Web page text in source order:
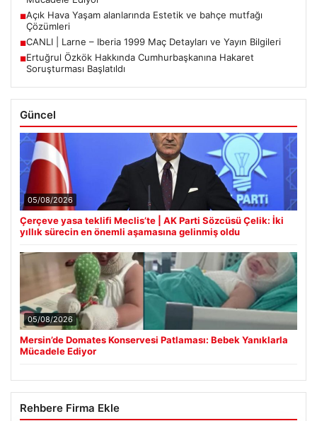
■Açık Hava Yaşam alanlarında Estetik ve bahçe mutfağı
Çözümleri
■CANLI | Larne – Iberia 1999 Maç Detayları ve Yayın Bilgileri
■Ertuğrul Özkök Hakkında Cumhurbaşkanına Hakaret
Soruşturması Başlatıldı
Güncel
05/08/2026
Çerçeve yasa teklifi Meclis’te | AK Parti Sözcüsü Çelik: İki
yıllık sürecin en önemli aşamasına gelinmiş oldu
05/08/2026
Mersin’de Domates Konservesi Patlaması: Bebek Yanıklarla
Mücadele Ediyor
Rehbere Firma Ekle